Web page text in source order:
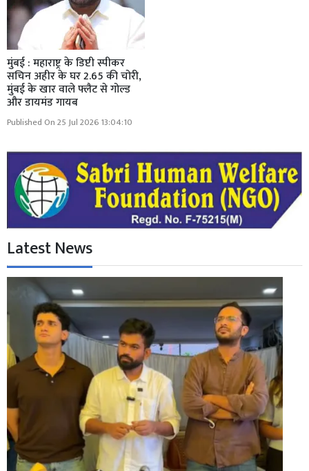
मुंबई : महाराष्ट्र के डिप्टी स्पीकर
सचिन अहीर के घर 2.65 की चोरी,
मुंबई के खार वाले फ्लैट से गोल्ड
और डायमंड गायब
Published On 25 Jul 2026 13:04:10
Latest News